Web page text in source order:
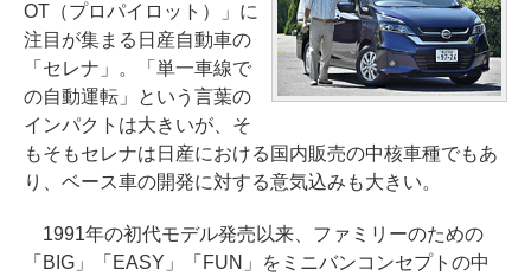
OT（プロパイロット）」に
注目が集まる日産自動車の
「セレナ」。「単一車線で
の自動運転」という言葉の
インパクトは大きいが、そ
もそもセレナは日産における国内販売の中核車種でもあ
り、ベース車の開発に対する意気込みも大きい。
1991年の初代モデル発売以来、ファミリーのための
「BIG」「EASY」「FUN」をミニバンコンセプトの中